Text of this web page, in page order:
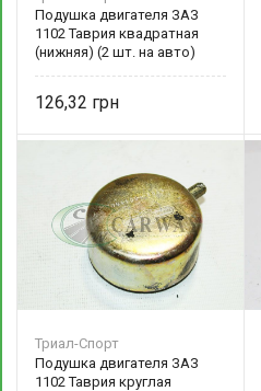
Подушка двигателя ЗАЗ
1102 Таврия квадратная
(нижняя) (2 шт. на авто)
126,32
Триал-Спорт
Подушка двигателя ЗАЗ
1102 Таврия круглая